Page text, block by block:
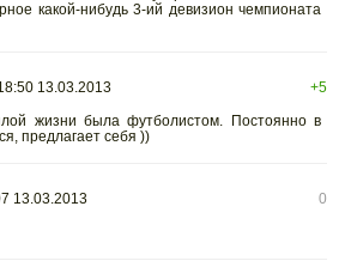
какой-нибудь 3-ий девизион чемпионата
13.03.2013
+5
жизни была футболистом. Постоянно в
предлагает себя ))
13.03.2013
0